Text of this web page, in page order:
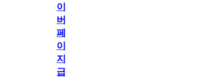
이
버
페
이
지
급!